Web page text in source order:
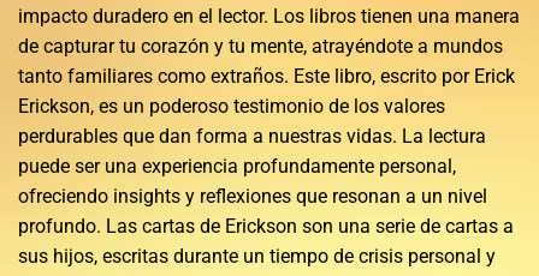
impacto duradero en el lector. Los libros tienen una manera
de capturar tu corazón y tu mente, atrayéndote a mundos
tanto familiares como extraños. Este libro, escrito por Erick
Erickson, es un poderoso testimonio de los valores
perdurables que dan forma a nuestras vidas. La lectura
puede ser una experiencia profundamente personal,
ofreciendo insights y reflexiones que resonan a un nivel
profundo. Las cartas de Erickson son una serie de cartas a
sus hijos, escritas durante un tiempo de crisis personal y